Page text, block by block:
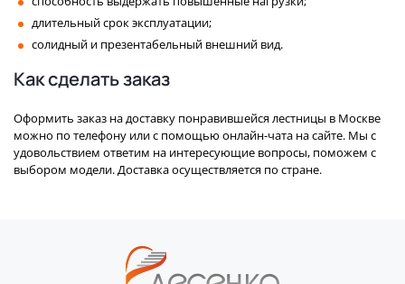
длительный срок эксплуатации;
солидный и презентабельный внешний вид.
Как сделать заказ
Оформить заказ на доставку понравившейся лестницы в Москве
можно по телефону или с помощью онлайн-чата на сайте. Мы с
удовольствием ответим на интересующие вопросы, поможем с
выбором модели. Доставка осуществляется по стране.